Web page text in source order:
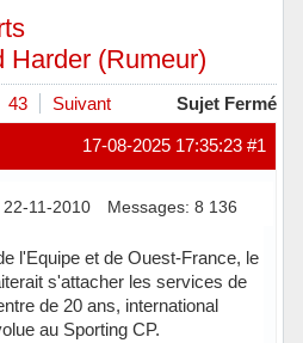
Harder (Rumeur)
43 Suivant Sujet Fermé
#1
17-08-2025 17:35:23
11-2010 Messages: 8 136
l'Equipe et de Ouest-France, le
s'attacher les services de
de 20 ans, international
au Sporting CP.